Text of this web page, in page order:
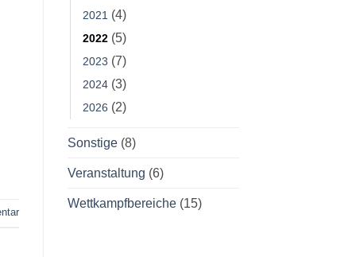
2021 (4)
2022(5)
2023 (7)
2024(3)
2026 (2)
Sonstige(8)
Veranstaltung (6)
Wettkampfbereiche(15)